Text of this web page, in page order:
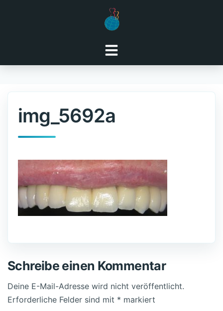
img_5692a
Schreibe einen Kommentar
Deine E-Mail-Adresse wird nicht veröffentlicht.
Erforderliche Felder sind mit * markiert